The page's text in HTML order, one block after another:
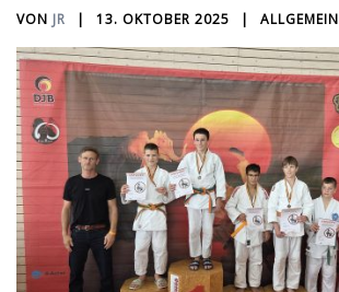
VON JR 13. OKTOBER 2025 ALLGEMEIN